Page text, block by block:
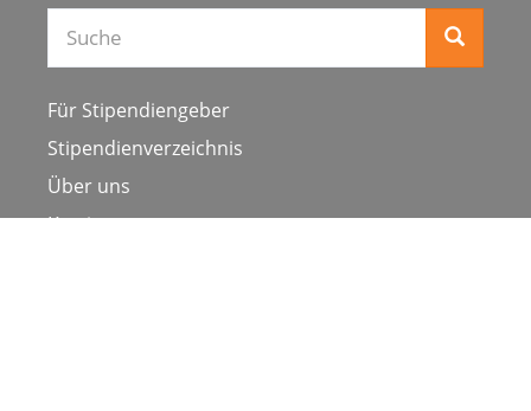
Suche
Für Stipendiengeber
Stipendienverzeichnis
Über uns
Karriere